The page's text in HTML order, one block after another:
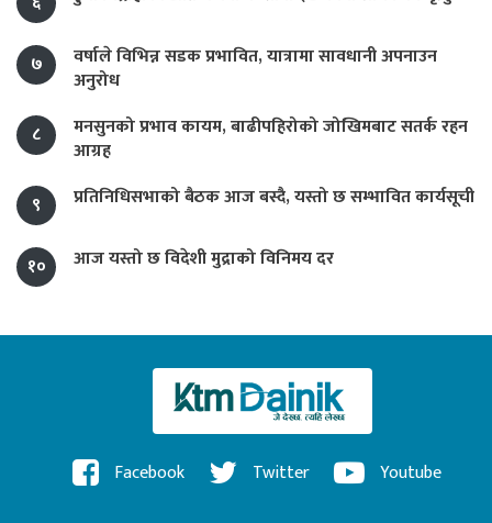
७
वर्षाले विभिन्न सडक प्रभावित, यात्रामा सावधानी अपनाउन
अनुरोध
८
मनसुनको प्रभाव कायम, बाढीपहिरोको जोखिमबाट सतर्क रहन
आग्रह
९
प्रतिनिधिसभाको बैठक आज बस्दै, यस्तो छ सम्भावित कार्यसूची
१० आज यस्तो छ विदेशी मुद्राको विनिमय दर
Facebook Twitter Youtube